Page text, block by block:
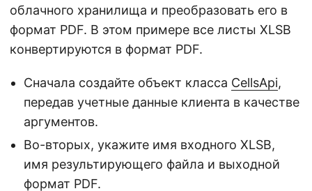
облачного хранилища и преобразовать его в
формат PDF. В этом примере все листы XLSB
конвертируются в формат PDF.
Сначала создайте объект класса CellsApi,
передав учетные данные клиента в качестве
аргументов.
Во-вторых, укажите имя входного XLSB,
имя результирующего файла и выходной
формат PDF.